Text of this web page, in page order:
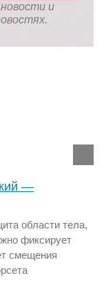
и
—
области тела,
фиксирует
смещения